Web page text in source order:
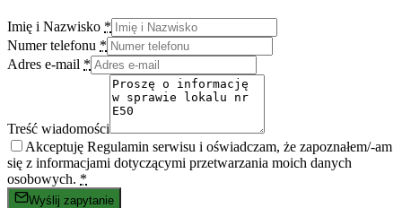
Imię i Nazwisko *
Numer telefonu *
Adres e-mail *
Treść wiadomości
Akceptuję Regulamin serwisu i oświadczam, że zapoznałem/-am
się z informacjami dotyczącymi przetwarzania moich danych
osobowych. *
Wyślij zapytanie